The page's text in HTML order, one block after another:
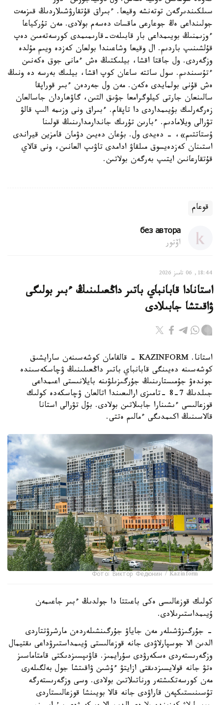
سىلكىندىرگەن توتەنشە وقيعا. ءبىراق قۇتقارۋشىلاردىڭ قىزمەت
جولىنداعى ەڭ جوعارعى ماقسات دەسەم بولادى. مەن تۇركياعا
ءوزىمنىڭ بويىمداعى بار قابىلەت-قارىمىمدى كورسەتەمىن دەپ
قۇلشىنىپ باردىم. ال وقيعا وشاعىندا بولعان كەزدە ويىم مۇلدە
وزگەردى. ول جاقتا اقشا، بيلىكتىڭ ەش ءمانى جوق ەكەنىن
ءتۇسىندىم. سول ساتتە ساعان كوپ اقشا، بيلىك بەرسە دە ونىڭ
ەش قۇنى بولمايدى ەكەن. مەن ول جەردەن ءبىر قوراپقا
سالىنعان جارتى كيلوگرامعا جۋىق التىن، گاۋھاردان جاسالعان
زەرگەرلىك بۇيىمداردى دا تاپقام. ءبىراق ونى وزىمە الىپ قالۋ
تۋرالى ويلامادىم. ءبارىن تۇرىك جاندارمدارىنىڭ قولىنا
ۇستاتتىم»، - دەيدى ول. بۇعان دەيىن دۋمان قامزين قيراندى
استىنان كەزدەيسوق مىلقاۋ ادامدى تاۋىپ العانىن، ونى قالاي
قۇتقارعانىن ايتىپ بەرگەن بولاتىن.
قوعام
без автора
اۆتور
18:44, 06 تامىز 2026
استانادا قابانباي باتىر داڭعىلىنىڭ ءبىر بولىگى
ۋاقىتشا جابىلادى
استانا. KAZINFORM - قالقامان كوشەسىنەن سارايشىق
كوشەسىنە دەيىنگى قابانباي باتىر داڭعىلىنىڭ ۋچاسكەسىندە
جوندەۋ جۇمىستارىنىڭ جۇرگىزىلۋىنە بايلانىستى اعىمداعى
جىلدىڭ 7-8 -تامىزى ارالىعىندا اتالعان ۋچاسكەدە كولىك
قوزعالىسى ءىشىنارا جابىلاتىن بولادى. بۇل تۋرالى استانا
قالاسىنىڭ اكىمدىگى ءمالىم ەتتى.
Фото: Виктор Федюнин / Kazinform
كولىك قوزعالىسى ەكى باعىتتا دا جولدىڭ ءبىر جاعىمەن
ۇيىمداستىرىلادى.
- جۇرگىزۋشىلەر مەن جاياۋ جۇرگىنشىلەردەن مارشرۋتتاردى
الدىن الا جوسپارلاۋدى جانە قوزعالىستى ۇيىمداستىرۋداعى ىقتيمال
وزگەرىستەردى ەسكەرۋدى سۇرايمىز. قاۋىپسىزدىكتى قامتاماسىز
ەتۋ جانە قولايسىزدىقتى ازايتۋ ءۇشىن ۋاقىتشا جول بەلگىلەرى
مەن كورسەتكىشتەر ورناتىلاتىن بولادى. وسى وزگەرىستەرگە
تۇسىنىستىكپەن قاراۋدى جانە قالا بويىنشا قوزعالىستاردى